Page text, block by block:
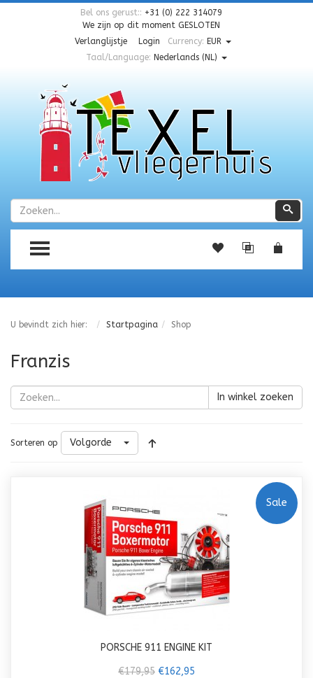
Bel ons gerust:: +31 (0) 222 314079
We zijn op dit moment GESLOTEN
Verlanglijstje
Login Currency: EUR
Taal/Language: Nederlands (NL)
Zoeken
TOGGLE MENU
U bevindt zich hier: Startpagina Shop
Franzis
In winkel zoeken
Sorteren op Volgorde
Sale
PORSCHE 911 ENGINE KIT
€179,95 €162,95